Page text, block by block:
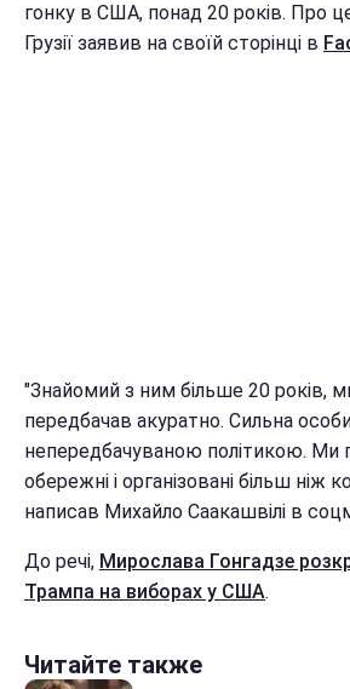
гонку в США, понад 20 років. Про
Грузії заявив на своїй сторінці в
"Знайомий з ним більше 20 років,
передбачав акуратно. Сильна
непередбачуваною політикою. Ми
обережні і організовані більш ніж
написав Михайло Саакашвілі в
До речі, Мирослава Гонгадзе
Трампа на виборах у США.
Читайте также